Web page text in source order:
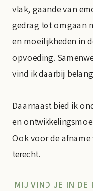
vlak, gaande van
gedrag tot omgaan
en moeilijkheden in
opvoeding.
vind ik daarbij
Daarnaast bied ik
en
Ook voor de afname
terecht.
MIJ VIND JE IN DE